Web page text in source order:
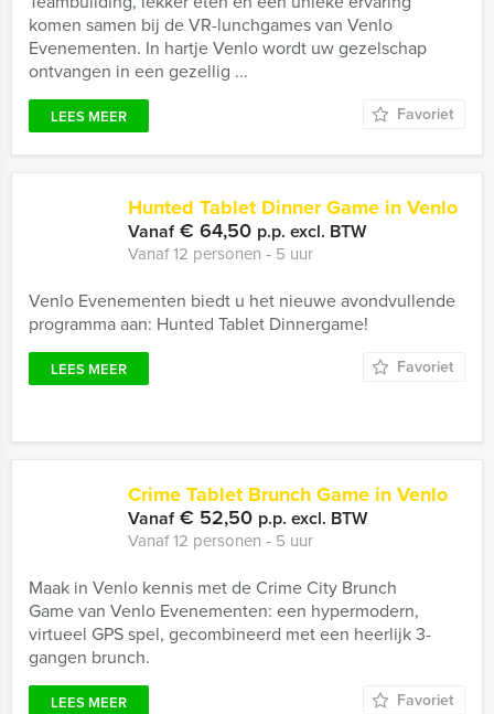
komen samen bij de VR-lunchgames van Venlo
Evenementen. In hartje Venlo wordt uw gezelschap
ontvangen in een gezellig ...
LEES MEER Favoriet
Hunted Tablet Dinner Game in Venlo
Vanaf€ 64,50 p.p. excl. BTW
Vanaf 12 personen ‐ 5 uur
Venlo Evenementen biedt u het nieuwe avondvullende
programma aan: Hunted Tablet Dinnergame!
LEES MEER Favoriet
Crime Tablet Brunch Game in Venlo
Vanaf€ 52,50 p.p. excl. BTW
Vanaf 12 personen ‐ 5 uur
Maak in Venlo kennis met de Crime City Brunch
Game van Venlo Evenementen: een hypermodern,
virtueel GPS spel, gecombineerd met een heerlijk 3-
gangen brunch.
LEES MEER Favoriet